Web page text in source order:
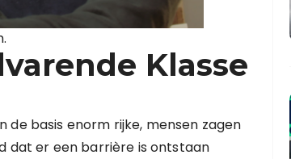
Klasse
basis enorm rijke, mensen zagen
dat er een barrière is ontstaan